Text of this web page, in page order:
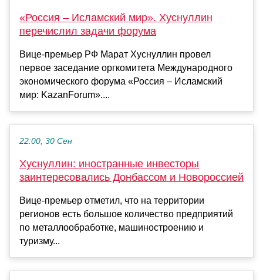
«Россия – Исламский мир». Хуснуллин
перечислил задачи форума
Вице-премьер РФ Марат Хуснуллин провел
первое заседание оргкомитета Международного
экономического форума «Россия – Исламский
мир: KazanForum»....
22:00, 30 Сен
Хуснуллин: иностранные инвесторы
заинтересовались Донбассом и Новороссией
Вице-премьер отметил, что на территории
регионов есть большое количество предприятий
по металлообработке, машиностроению и
туризму...